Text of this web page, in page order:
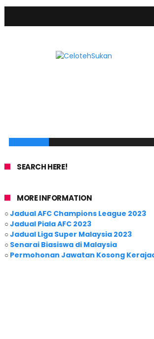
SEARCH HERE!
MORE INFORMATION
○Jadual AFC Champions League 2023
○Jadual Piala AFC 2023
○Jadual Liga Super Malaysia 2023
○ Senarai Biasiswa di Malaysia
○ Permohonan Jawatan Kosong